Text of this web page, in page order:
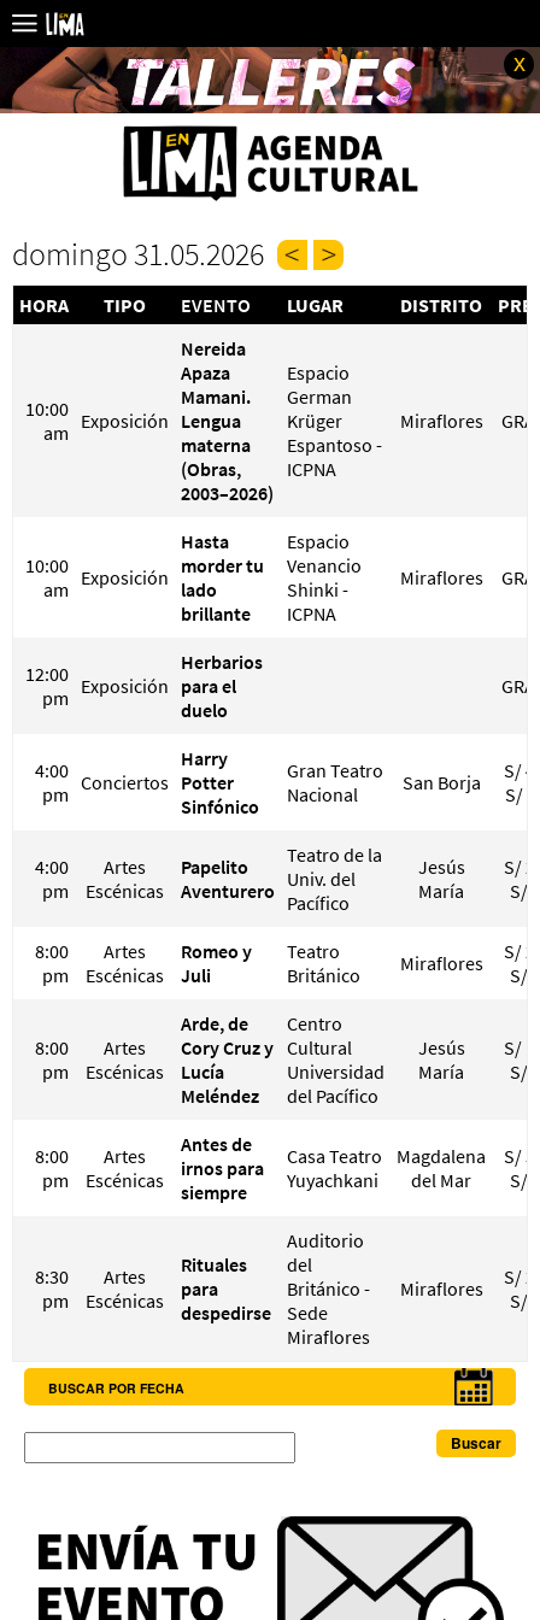
x
domingo 31.05.2026
HORA TIPO EVENTO LUGAR DISTRITO
10:00
am Exposición
Nereida
Apaza
Mamani.
Lengua
materna
(Obras,
2003–2026)
Espacio
German
Krüger
Espantoso -
ICPNA
Miraflores
10:00
am Exposición
Hasta
morder tu
lado
brillante
Espacio
Venancio
Shinki -
ICPNA
Miraflores
12:00
pm Exposición
Herbarios
para el
duelo
4:00
pm Conciertos
Harry
Potter
Sinfónico
Gran Teatro
Nacional
San Borja
S/
S/
4:00
pm
Artes
Escénicas
Papelito
Aventurero
Teatro de la
Univ. del
Pacífico
Jesús
María
S/
S/
8:00
pm
Artes
Escénicas
Romeo y
Juli
Teatro
Británico
Miraflores
S/
S/
8:00
pm
Artes
Escénicas
Arde, de
Cory Cruz y
Lucía
Meléndez
Centro
Cultural
Universidad
del Pacífico
Jesús
María
S/
S/
8:00
pm
Artes
Escénicas
Antes de
irnos para
siempre
Casa Teatro
Yuyachkani
Magdalena
del Mar
S/
S/
8:30
pm
Artes
Escénicas
Rituales
para
despedirse
Auditorio
del
Británico -
Sede
Miraflores
Miraflores
S/
S/
BUSCAR POR FECHA